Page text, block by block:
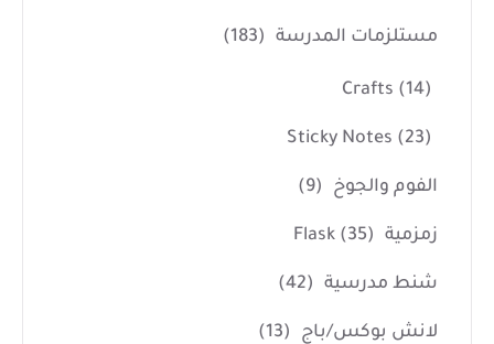
مستلزمات المدرسة (183)
Crafts (14)
Sticky Notes (23)
الفوم والجوخ (9)
زمزمية Flask (35)
شنط مدرسية (42)
لانش بوكس/باج (13)